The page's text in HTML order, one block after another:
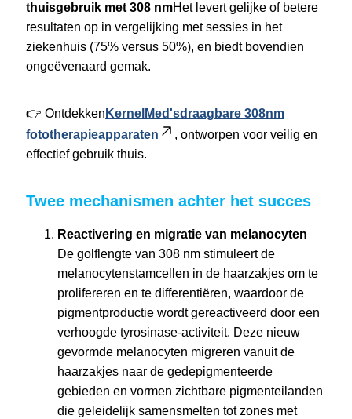
thuisgebruik met 308 nmHet levert gelijke of betere
resultaten op in vergelijking met sessies in het
ziekenhuis (75% versus 50%), en biedt bovendien
ongeëvenaard gemak.
👉 Ontdekken KernelMed'sdraagbare 308nm
fototherapieapparaten
, ontworpen voor veilig en
effectief gebruik thuis.
Twee mechanismen achter het succes
Reactivering en migratie van melanocyten
De golflengte van 308 nm stimuleert de
melanocytenstamcellen in de haarzakjes om te
prolifereren en te differentiëren, waardoor de
pigmentproductie wordt gereactiveerd door een
verhoogde tyrosinase-activiteit. Deze nieuw
gevormde melanocyten migreren vanuit de
haarzakjes naar de gedepigmenteerde
gebieden en vormen zichtbare pigmenteilanden
die geleidelijk samensmelten tot zones met